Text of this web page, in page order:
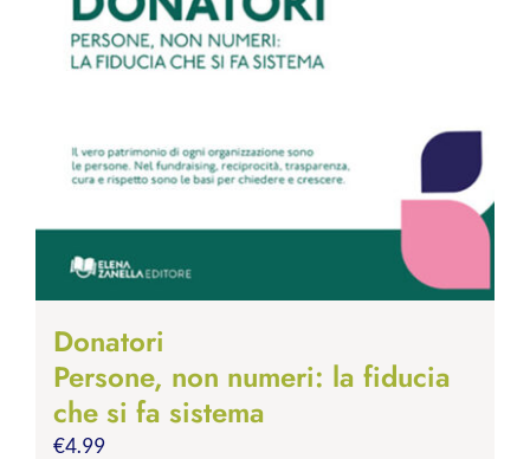
Donatori
Persone, non numeri: la fiducia
che si fa sistema
€4.99